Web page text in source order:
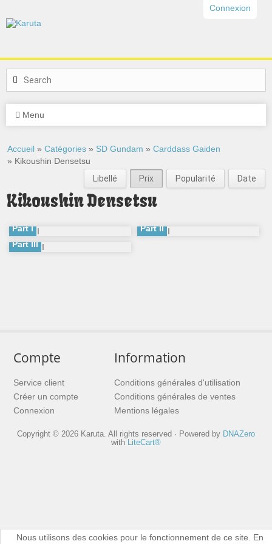
Connexion
Menu
Accueil » Catégories » SD Gundam » Carddass Gaiden
» Kikoushin Densetsu
Libellé
Prix Popularité Date
Kikoushin Densetsu
Part I
Part II
Part III
Nous utilisons des cookies pour le fonctionnement de ce site. En
Compte
Service client
Créer un compte
Connexion
Information
Conditions générales d'utilisation
Conditions générales de ventes
Mentions légales
Copyright © 2026 Karuta. All rights reserved · Powered by DNAZero
with
LiteCart®